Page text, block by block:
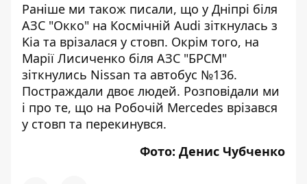
Раніше ми також писали, що у Дніпрі біля
АЗС "Окко" на Космічній Audi зіткнулась з
Kia та врізалася у стовп. Окрім того, на
Марії Лисиченко біля АЗС "БРСМ"
зіткнулись Nissan та автобус №136.
Постраждали двоє людей. Розповідали ми
і про те, що на Робочій Mercedes врізався
у стовп та перекинувся.
Фото: Денис Чубченко